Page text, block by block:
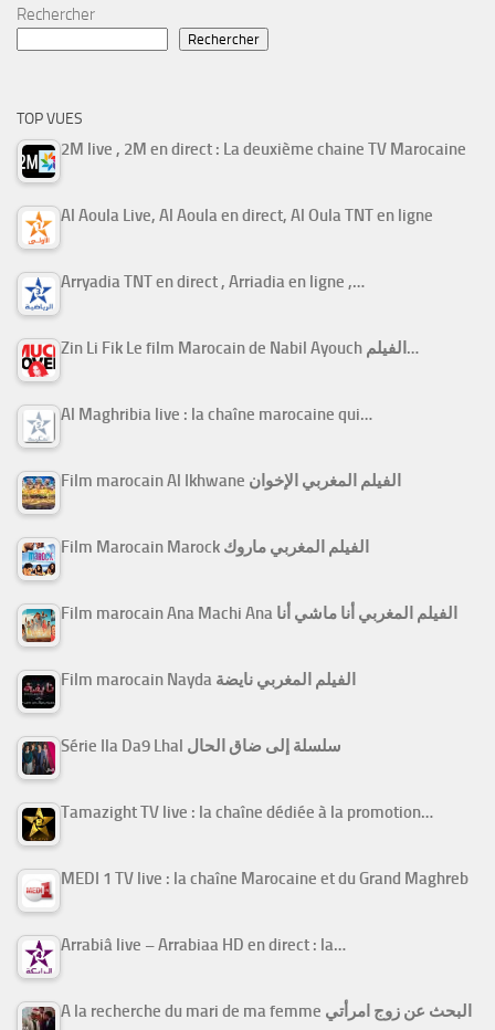
Rechercher
Rechercher
TOP VUES
2M live , 2M en direct : La deuxième chaine TV Marocaine
Al Aoula Live, Al Aoula en direct, Al Oula TNT en ligne
Arryadia TNT en direct , Arriadia en ligne ,…
Zin Li Fik Le film Marocain de Nabil Ayouch الفيلم…
Al Maghribia live : la chaîne marocaine qui…
Film marocain Al Ikhwane الفيلم المغربي الإخوان
Film Marocain Marock الفيلم المغربي ماروك
Film marocain Ana Machi Ana الفيلم المغربي أنا ماشي أنا
Film marocain Nayda الفيلم المغربي نايضة
Série Ila Da9 Lhal سلسلة إلى ضاق الحال
Tamazight TV live : la chaîne dédiée à la promotion…
MEDI 1 TV live : la chaîne Marocaine et du Grand Maghreb
Arrabiâ live – Arrabiaa HD en direct : la…
A la recherche du mari de ma femme البحث عن زوج امرأتي